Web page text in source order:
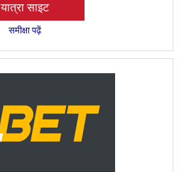
यात्रा साइट
समीक्षा पढ़ें